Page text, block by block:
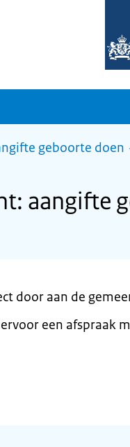
geboorte doen
aangifte
door aan de
een afspraak